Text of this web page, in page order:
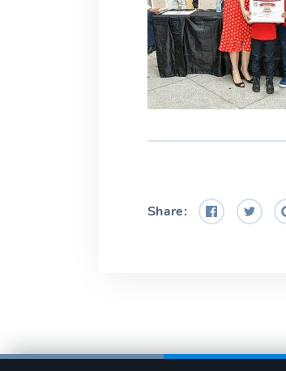
Share: